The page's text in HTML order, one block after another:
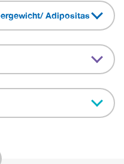
Adipositas